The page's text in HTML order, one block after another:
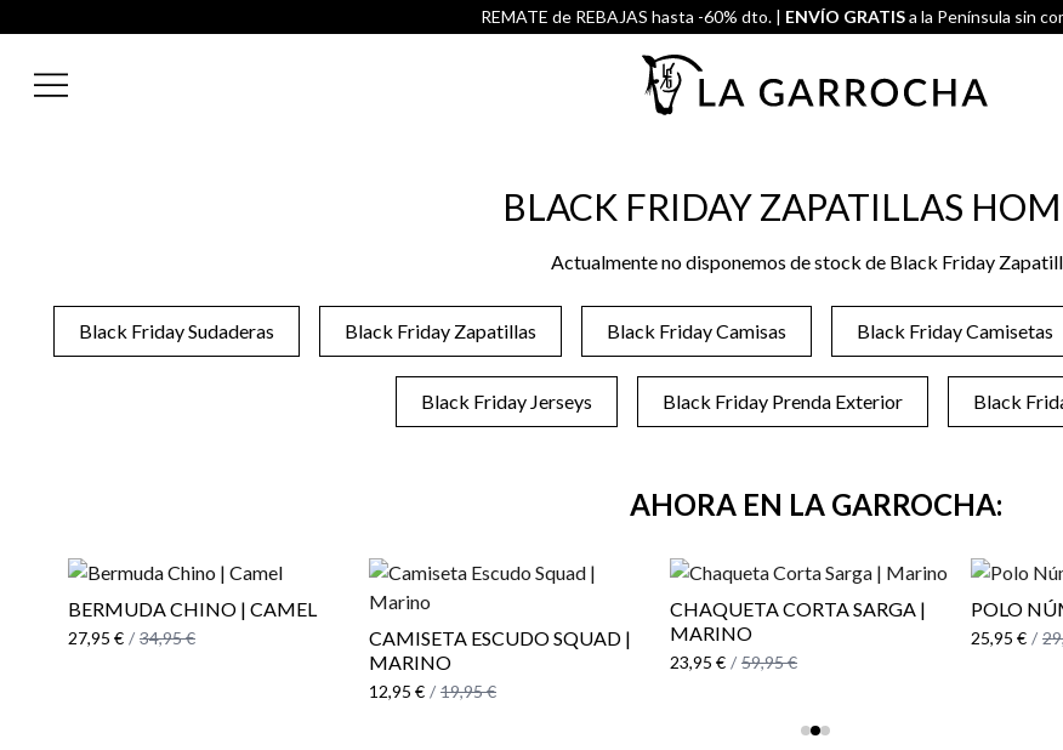
REMATE de REBAJAS hasta -60% dto. | ENVÍO GRATISa la Península sin
BLACK FRIDAY ZAPATILLAS
Actualmente no disponemos de stock de Black Friday
Black Friday Sudaderas Black Friday Zapatillas Black Friday Camisas Black Friday Camisetas
Black Friday Jerseys Black Friday Prenda Exterior Black
AHORA EN LA GARROCHA:
BERMUDA CHINO | CAMEL
27,95 € / 34,95 €
CAMISETA ESCUDO SQUAD |
MARINO
12,95 € / 19,95 €
CHAQUETA CORTA SARGA |
MARINO
23,95 € / 59,95 €
POLO
25,95 € /